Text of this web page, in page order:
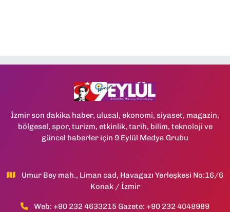
İzmir son dakika haber, ulusal, ekonomi, siyaset, magazin,
bölgesel, spor, turizm, etkinlik, tarih, bilim, teknoloji ve
güncel haberler için 9 Eylül Medya Grubu
Umur Bey mah., Liman cad, Havagazı Yerleşkesi No:16/6
Konak / İzmir
Web: +90 232 4633215 Gazete: +90 232 4048989